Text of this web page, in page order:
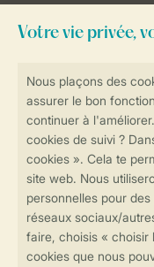
Réservations en
Transmission
Paiement sécurisé
contactez notre